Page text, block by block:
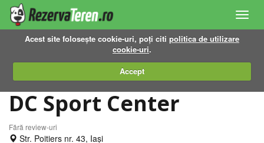
Acest site folosește cookie-uri, poți citi politica de utilizare
cookie-uri.
Accept
DC Sport Center
Fără review-uri
Str. Poitiers nr. 43, Iași